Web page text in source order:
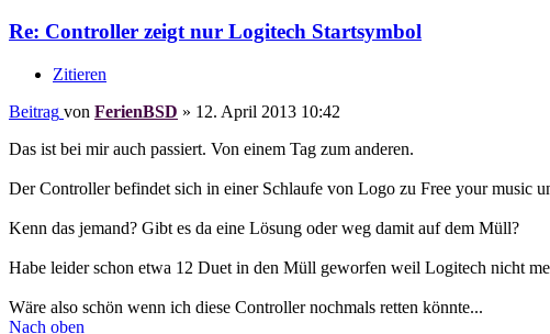
Re: Controller zeigt nur Logitech Startsymbol
Zitieren
Beitrag von FerienBSD » 12. April 2013 10:42
Das ist bei mir auch passiert. Von einem Tag zum anderen.
Der Controller befindet sich in einer Schlaufe von Logo zu Free your music
Kenn das jemand? Gibt es da eine Lösung oder weg damit auf dem Müll?
Habe leider schon etwa 12 Duet in den Müll geworfen weil Logitech nicht
Wäre also schön wenn ich diese Controller nochmals retten könnte...
Nach oben